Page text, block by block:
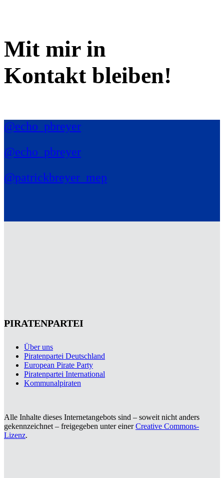
Mit mir in
Kontakt bleiben!
@echo_pbreyer
@echo_pbreyer
@patrickbreyer_mep
PIRATENPARTEI
Über uns
Piratenpartei Deutschland
European Pirate Party
Piratenpartei International
Kommunalpiraten
Alle Inhalte dieses Internetangebots sind – soweit nicht anders
gekennzeichnet – freigegeben unter einerCreative Commons-
Lizenz.